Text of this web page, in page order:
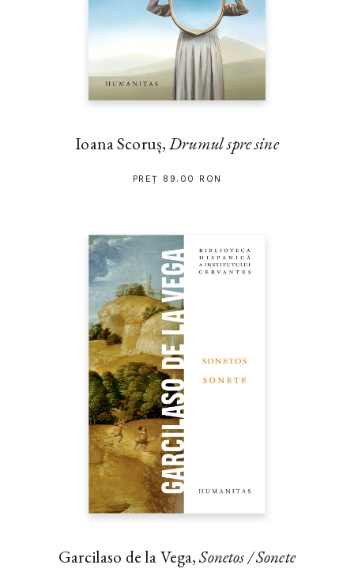
Ioana Scoruș,Drumul spre sine
PREȚ 89.00 RON
Garcilaso de la Vega,Sonetos / Sonete